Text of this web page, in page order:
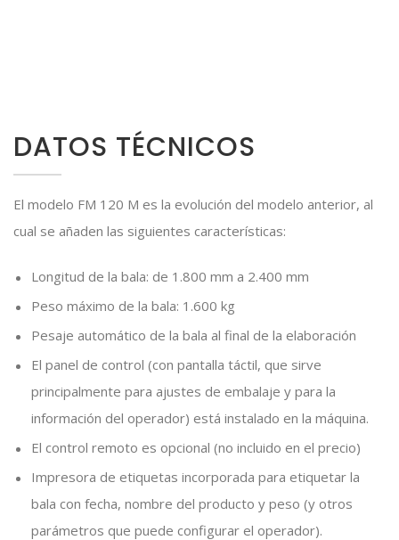
DATOS TÉCNICOS
El modelo FM 120 M es la evolución del modelo anterior, al
cual se añaden las siguientes características:
Longitud de la bala: de 1.800 mm a 2.400 mm
Peso máximo de la bala: 1.600 kg
Pesaje automático de la bala al final de la elaboración
El panel de control (con pantalla táctil, que sirve
principalmente para ajustes de embalaje y para la
información del operador) está instalado en la máquina.
El control remoto es opcional (no incluido en el precio)
Impresora de etiquetas incorporada para etiquetar la
bala con fecha, nombre del producto y peso (y otros
parámetros que puede configurar el operador).